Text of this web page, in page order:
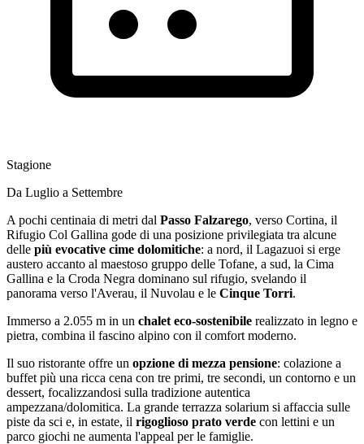
Stagione
Da Luglio a Settembre
A pochi centinaia di metri dal Passo Falzarego, verso Cortina, il
Rifugio Col Gallina gode di una posizione privilegiata tra alcune
delle più evocative cime dolomitiche: a nord, il Lagazuoi si erge
austero accanto al maestoso gruppo delle Tofane, a sud, la Cima
Gallina e la Croda Negra dominano sul rifugio, svelando il
panorama verso l'Averau, il Nuvolau e le Cinque Torri.
Immerso a 2.055 m in un chalet eco-sostenibile realizzato in legno e
pietra, combina il fascino alpino con il comfort moderno.
Il suo ristorante offre un opzione di mezza pensione: colazione a
buffet più una ricca cena con tre primi, tre secondi, un contorno e un
dessert, focalizzandosi sulla tradizione autentica
ampezzana/dolomitica. La grande terrazza solarium si affaccia sulle
piste da sci e, in estate, il rigoglioso prato verde con lettini e un
parco giochi ne aumenta l'appeal per le famiglie.